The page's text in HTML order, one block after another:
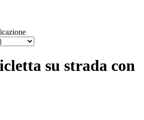
su strada con